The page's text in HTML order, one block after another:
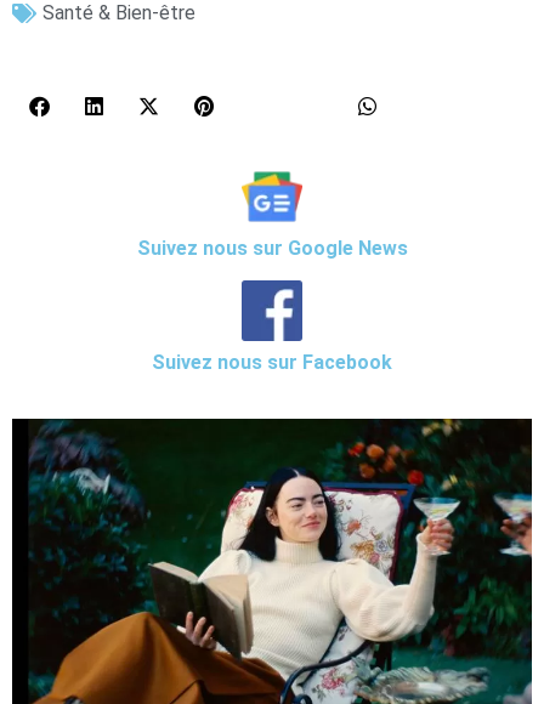
Santé & Bien-être
Suivez nous sur Google News
Suivez nous sur Facebook